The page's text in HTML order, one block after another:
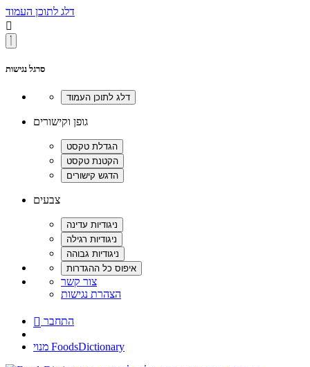
דלג לתוכן העמוד

סרגל נגישות
גופן וקישורים
צבעים
צור קשר
הצהרת נגישות
 התחבר
מנוי FoodsDictionary